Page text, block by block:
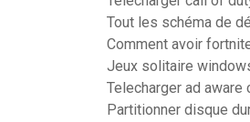
Tout les schéma de
Comment avoir
Jeux solitaire
Telecharger ad aware
Partitionner disque